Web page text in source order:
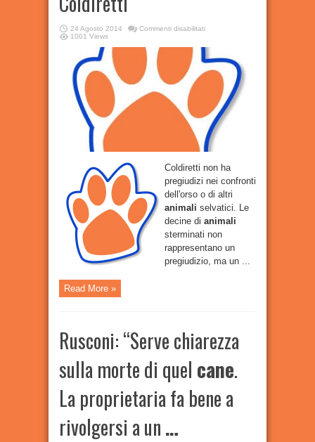
24 Agosto 2014 Commenti disabilitatisu
Altopiano,
che
fare?
Nuovo
intervento
Coldiretti
1001 Views
Coldiretti non ha
pregiudizi nei confronti
dell'orso o di altri
animali selvatici. Le
decine di animali
sterminati non
rappresentano un
pregiudizio, ma un ...
Read More »
Rusconi: “Serve chiarezza
sulla morte di quel cane.
La proprietaria fa bene a
rivolgersi a un…